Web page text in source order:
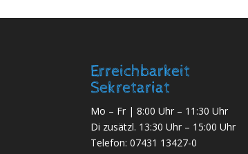
Erreichbarkeit
Sekretariat
Mo – Fr | 8:00 Uhr – 11:30 Uhr
Di zusätzl. 13:30 Uhr – 15:00 Uhr
Telefon: 07431 13427-0